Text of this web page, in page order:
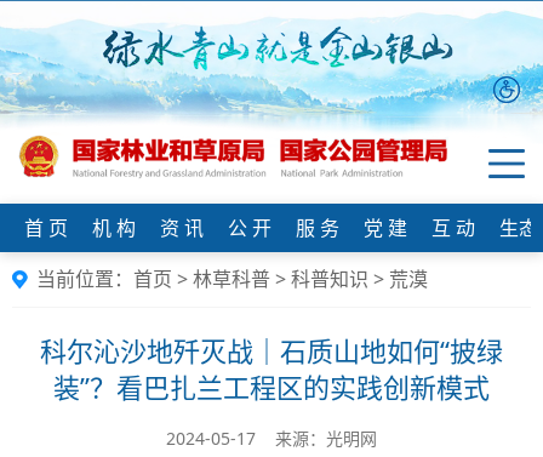
首 页 机 构 资 讯 公 开 服 务 党 建 互 动
生
当前位置： 首页 >林草科普>科普知识 > 荒漠
科尔沁沙地歼灭战｜石质山地如何“披绿
装”？看巴扎兰工程区的实践创新模式
2024-05-17 来源：光明网